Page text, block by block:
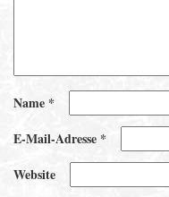
Name *
E-Mail-Adresse *
Website